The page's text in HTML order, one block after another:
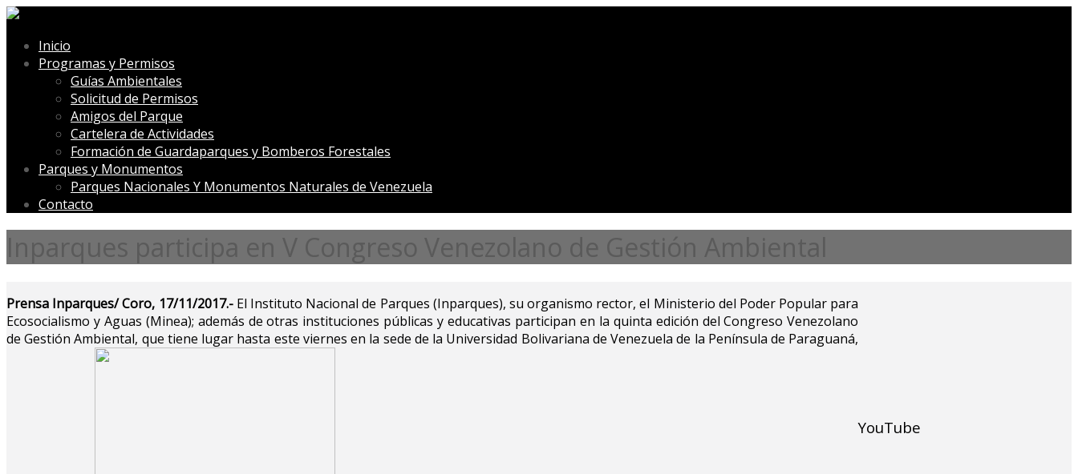
Inicio
Programas y Permisos
Guías Ambientales
Solicitud de Permisos
Amigos del Parque
Cartelera de Actividades
Formación de Guardaparques y Bomberos Forestales
Parques y Monumentos
Parques Nacionales Y Monumentos Naturales de Venezuela
Contacto
Inparques participa en V Congreso Venezolano de Gestión Ambiental
Prensa Inparques/ Coro, 17/11/2017.-El Instituto Nacional de Parques (Inparques), su organismo rector, el Ministerio del Poder Popular para
Ecosocialismo y Aguas (Minea); además de otras instituciones públicas y educativas participan en la quinta edición del Congreso Venezolano
de Gestión Ambiental, que tiene lugar hasta este viernes en la sede de la Universidad Bolivariana de Venezuela de la Península de Paraguaná,
YouTube